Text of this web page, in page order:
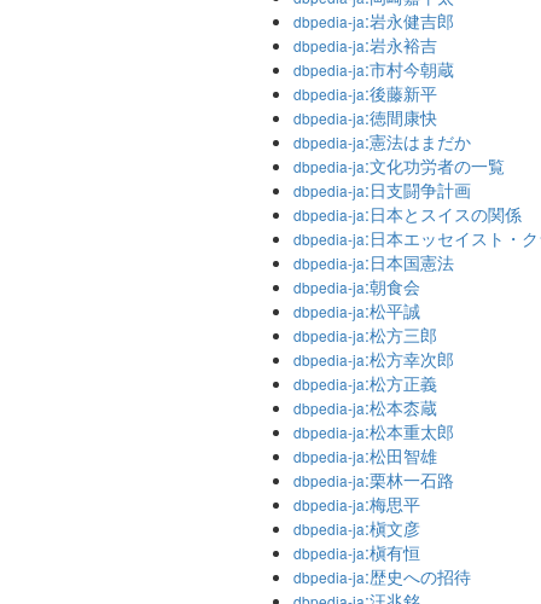
dbpedia-ja:岩永健吉郎
dbpedia-ja:岩永裕吉
dbpedia-ja:市村今朝蔵
dbpedia-ja:後藤新平
dbpedia-ja:徳間康快
dbpedia-ja:憲法はまだか
dbpedia-ja:文化功労者の一覧
dbpedia-ja:日支闘争計画
dbpedia-ja:日本とスイスの関係
dbpedia-ja:日本エッセイスト・
dbpedia-ja:日本国憲法
dbpedia-ja:朝食会
dbpedia-ja:松平誠
dbpedia-ja:松方三郎
dbpedia-ja:松方幸次郎
dbpedia-ja:松方正義
dbpedia-ja:松本枩蔵
dbpedia-ja:松本重太郎
dbpedia-ja:松田智雄
dbpedia-ja:栗林一石路
dbpedia-ja:梅思平
dbpedia-ja:槇文彦
dbpedia-ja:槇有恒
dbpedia-ja:歴史への招待